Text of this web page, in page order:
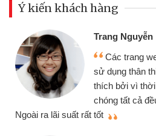
Ý kiến khách hàng
Trang Nguyễn
Các trang
sử dụng thân
thích bởi vì thời
chóng tất cả
Ngoài ra lãi suất rất tốt